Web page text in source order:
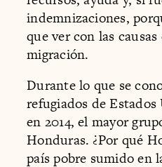
indemnizaciones,
que ver con las
migración.
Durante lo que se
refugiados de
en 2014, el mayor
Honduras. ¿Por qué
país pobre sumido en